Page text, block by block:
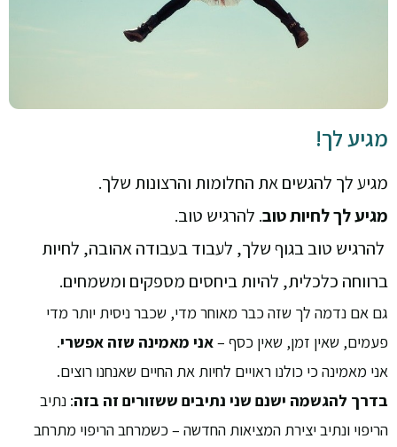
מגיע לך!
מגיע לך להגשים את החלומות והרצונות שלך.
מגיע לך לחיות טוב. להרגיש טוב.
להרגיש טוב בגוף שלך, לעבוד בעבודה אהובה, לחיות
ברווחה כלכלית, להיות ביחסים מספקים ומשמחים.
גם אם נדמה לך שזה כבר מאוחר מדי, שכבר ניסית יותר מדי
פעמים, שאין זמן, שאין כסף –אני מאמינה שזה אפשרי.
אני מאמינה כי כולנו ראויים לחיות את החיים שאנחנו רוצים.
בדרך להגשמה ישנם שני נתיבים ששזורים זה בזה: נתיב
הריפוי ונתיב יצירת המציאות החדשה – כשמרחב הריפוי מתרחב